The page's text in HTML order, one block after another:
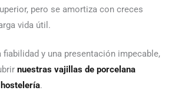
pero se amortiza con creces
vida útil.
y una presentación impecable,
nuestras vajillas de porcelana
.